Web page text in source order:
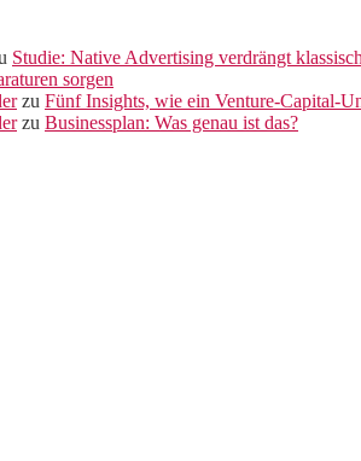
Studie: Native Advertising verdrängt
sorgen
zu Fünf Insights, wie ein Venture-Capital-
zu Businessplan: Was genau ist das?